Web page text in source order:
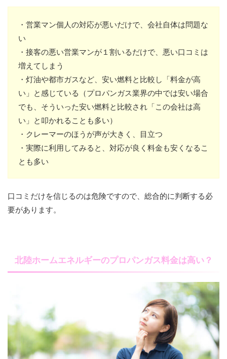
・営業マン個人の対応が悪いだけで、会社自体は問題な
い
・接客の悪い営業マンが１割いるだけで、悪い口コミは
増えてしまう
・灯油や都市ガスなど、安い燃料と比較し「料金が高
い」と感じている（プロパンガス業界の中では安い場合
でも、そういった安い燃料と比較され「この会社は高
い」と叩かれることも多い）
・クレーマーのほうが声が大きく、目立つ
・実際に利用してみると、対応が良く料金も安くなるこ
とも多い
口コミだけを信じるのは危険ですので、総合的に判断する必
要があります。
北陸ホームエネルギーのプロパンガス料金は高い？